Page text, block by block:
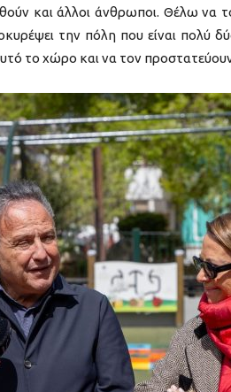
και άλλοι άνθρωποι. Θέλω να
την πόλη που είναι πολύ
το χώρο και να τον